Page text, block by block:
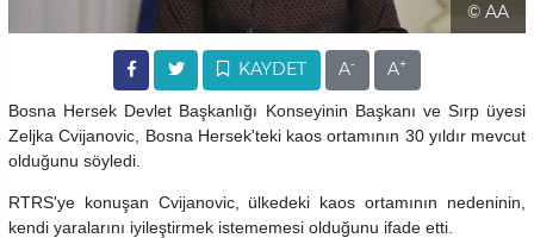
© AA
KAYDET A- A+
Bosna Hersek Devlet Başkanlığı Konseyinin Başkanı ve Sırp üyesi
Zeljka Cvijanovic, Bosna Hersek'teki kaos ortamının 30 yıldır mevcut
olduğunu söyledi.
RTRS'ye konuşan Cvijanovic, ülkedeki kaos ortamının nedeninin,
kendi yaralarını iyileştirmek istememesi olduğunu ifade etti.